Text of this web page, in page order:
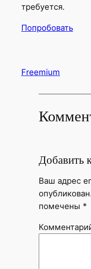
требуется.
Попробовать
Freemium
Добавить
Ваш адрес
помечены *